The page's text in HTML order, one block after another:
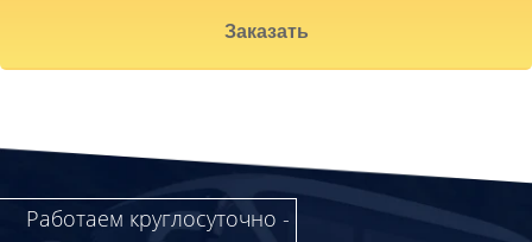
Заказать
Работаем круглосуточно -